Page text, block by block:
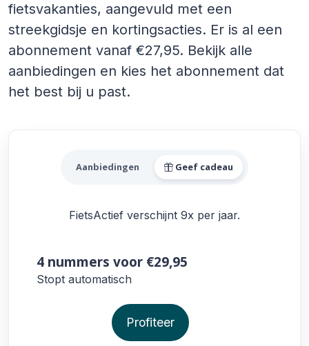
fietsvakanties, aangevuld met een
streekgidsje en kortingsacties. Er is al een
abonnement vanaf €27,95. Bekijk alle
aanbiedingen en kies het abonnement dat
het best bij u past.
Alle FietsActief
Aanbiedingen Geef cadeau
FietsActief verschijnt 9x per jaar.
4 nummers voor €29,95
Stopt automatisch
Profiteer